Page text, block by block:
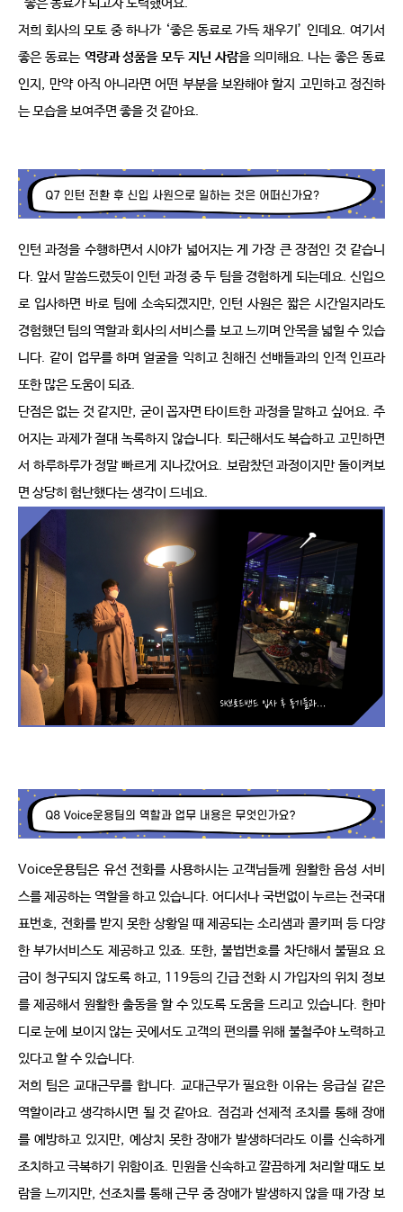
좋은 동료가 되고자 노력했어요.”
저희 회사의 모토 중 하나가 ‘좋은 동료로 가득 채우기 ’ 인데요. 여기서
좋은 동료는 역량과 성품을 모두 지닌 사람을 의미해요. 나는 좋은 동료
인지 , 만약 아직 아니라면 어떤 부분을 보완해야 할지 고민하고 정진하
는 모습을 보여주면 좋을 것 같아요.
인턴 과정을 수행하면서 시야가 넓어지는 게 가장 큰 장점인 것 같습니
다. 앞서 말씀드렸듯이 인턴 과정 중 두 팀을 경험하게 되는데요. 신입으
로 입사하면 바로 팀에 소속되겠지만, 인턴 사원은 짧은 시간일지라도
경험했던 팀의 역할과 회사의 서비스를 보고 느끼며 안목을 넓힐 수 있습
니다. 같이 업무를 하며 얼굴을 익히고 친해진 선배들과의 인적 인프라
또한 많은 도움이 되죠.
단점은 없는 것 같지만, 굳이 꼽자면 타이트한 과정을 말하고 싶어요. 주
어지는 과제가 절대 녹록하지 않습니다. 퇴근해서도 복습하고 고민하면
서 하루하루가 정말 빠르게 지나갔어요. 보람찼던 과정이지만 돌이켜보
면 상당히 험난했다는 생각이 드네요.
Voice운용팀은 유선 전화를 사용하시는 고객님들께 원활한 음성 서비
스를 제공하는 역할을 하고 있습니다. 어디서나 국번없이 누르는 전국대
표번호, 전화를 받지 못한 상황일 때 제공되는 소리샘과 콜키퍼 등 다양
한 부가서비스도 제공하고 있죠. 또한, 불법번호를 차단해서 불필요 요
금이 청구되지 않도록 하고, 119등의 긴급 전화 시 가입자의 위치 정보
를 제공해서 원활한 출동을 할 수 있도록 도움을 드리고 있습니다. 한마
디로 눈에 보이지 않는 곳에서도 고객의 편의를 위해 불철주야 노력하고
있다고 할 수 있습니다.
저희 팀은 교대근무를 합니다. 교대근무가 필요한 이유는 응급실 같은
역할이라고 생각하시면 될 것 같아요. 점검과 선제적 조치를 통해 장애
를 예방하고 있지만, 예상치 못한 장애가 발생하더라도 이를 신속하게
조치하고 극복하기 위함이죠. 민원을 신속하고 깔끔하게 처리할 때도 보
람을 느끼지만, 선조치를 통해 근무 중 장애가 발생하지 않을 때 가장 보